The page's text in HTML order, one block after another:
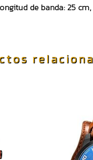
de banda: 25